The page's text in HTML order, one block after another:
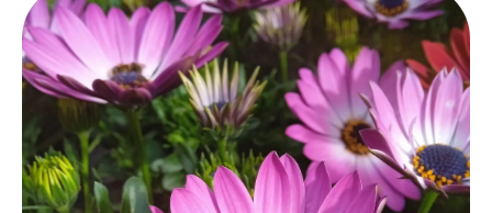
Contactar por correo
Llamar por teléfono
Contactar por Whatsapp